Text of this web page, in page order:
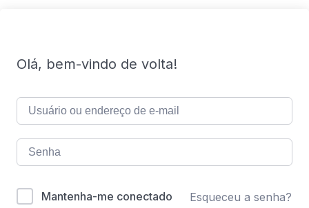
Olá, bem-vindo de volta!
Mantenha-me conectado Esqueceu a senha?